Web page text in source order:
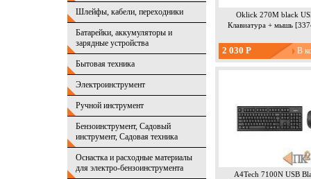
Шлейфы, кабели, переходники
Батарейки, аккумуляторы и
зарядные устройства
Бытовая техника
Электроинструмент
Ручной инструмент
Бензоинструмент, Садовый
инструмент, Садовая техника
Оснастка и расходные материалы
для электро-бензоинструмента
Oklick 270M black
Клавиатура + мышь
2 030 Р
A4Tech 7100N USB